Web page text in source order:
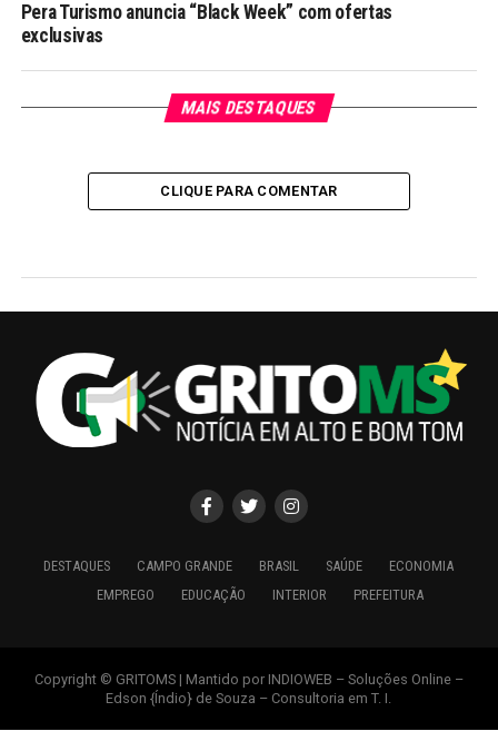
Pera Turismo anuncia “Black Week” com ofertas
exclusivas
MAIS DESTAQUES
CLIQUE PARA COMENTAR
DESTAQUES CAMPO GRANDE BRASIL SAÚDE
ECONOMIA
EMPREGO
EDUCAÇÃO INTERIOR PREFEITURA
Copyright © GRITOMS | Mantido por INDIOWEB – Soluções Online –
Edson {Índio} de Souza – Consultoria em T. I.